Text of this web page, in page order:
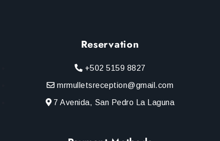
Reservation
+502 5159 8827
mrmulletsreception@gmail.com
7 Avenida, San Pedro La Laguna